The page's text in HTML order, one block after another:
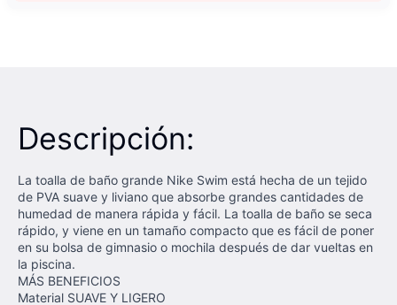
Descripción:
La toalla de baño grande Nike Swim está hecha de un tejido
de PVA suave y liviano que absorbe grandes cantidades de
humedad de manera rápida y fácil. La toalla de baño se seca
rápido, y viene en un tamaño compacto que es fácil de poner
en su bolsa de gimnasio o mochila después de dar vueltas en
la piscina.
MÁS BENEFICIOS
Material SUAVE Y LIGERO